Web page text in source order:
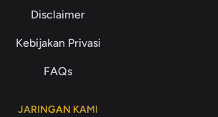
Disclaimer
Kebijakan Privasi
FAQs
JARINGAN KAMI